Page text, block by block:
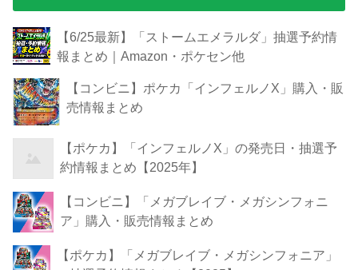
【6/25最新】「ストームエメラルダ」抽選予約情
報まとめ｜Amazon・ポケセン他
【コンビニ】ポケカ「インフェルノX」購入・販
売情報まとめ
【ポケカ】「インフェルノX」の発売日・抽選予
約情報まとめ【2025年】
【コンビニ】「メガブレイブ・メガシンフォニ
ア」購入・販売情報まとめ
【ポケカ】「メガブレイブ・メガシンフォニア」